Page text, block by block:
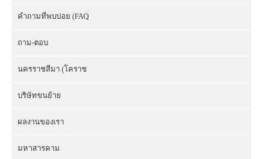
คำถามที่พบบ่อย (FAQ
ถาม-ตอบ
นครราชสีมา (โคราช
บริษัทขนย้าย
ผลงานของเรา
มหาสารคาม